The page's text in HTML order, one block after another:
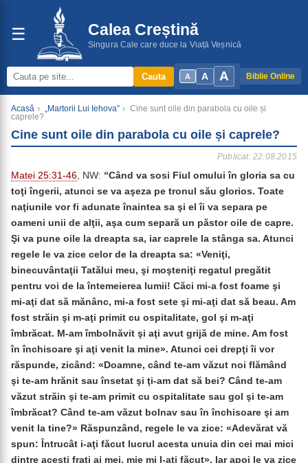
☰ Calea Creștină
Singura Cale care duce la Viață Veșnică
A A A Biblie Online
Cauta
Acasă › „Martorii Lui Iehova” › Cine sunt oile din parabola cu oile și
caprele?
Cine sunt oile din parabola cu oile și caprele?
Publicat: 22.08.2015
Matei 25:31-46, NW: “Când va sosi Fiul omului în gloria sa cu
toţi îngerii, atunci se va aşeza pe tronul său glorios. Toate
naţiunile vor fi adunate înaintea sa şi el îi va separa pe
oameni unii de alţii, aşa cum separă un păstor oile de capre.
Şi va pune oile la dreapta sa, iar caprele la stânga sa. Atunci
regele le va zice celor de la dreapta sa: «Veniţi,
binecuvântaţii Tatălui meu, şi moşteniţi regatul pregătit
pentru voi de la întemeierea lumii! Căci mi-a fost foame şi
mi-aţi dat să mănânc, mi-a fost sete şi mi-aţi dat să beau. Am
fost străin şi m-aţi primit cu ospitalitate, gol şi m-aţi
îmbrăcat. M-am îmbolnăvit şi aţi avut grijă de mine. Am fost
în închisoare şi aţi venit la mine». Atunci cei drepţi îi vor
răspunde, zicând: «Doamne, când te-am văzut noi flămând
şi te-am hrănit sau însetat şi ţi-am dat să bei? Când te-am
văzut străin şi te-am primit cu ospitalitate sau gol şi te-am
îmbrăcat? Când te-am văzut bolnav sau în închisoare şi am
venit la tine?» Răspunzând, regele le va zice: «Adevărat vă
spun: Întrucât i-aţi făcut lucrul acesta unuia din cei mai mici
dintre aceşti fraţi ai mei, mie mi l-aţi făcut». Iar apoi le va zice